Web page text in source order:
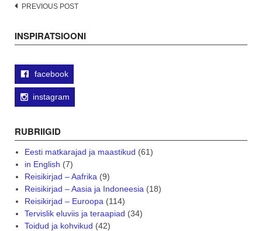
Post
PREVIOUS POST
INSPIRATSIOONI
facebook
instagram
RUBRIIGID
Eesti matkarajad ja maastikud (61)
in English (7)
Reisikirjad – Aafrika (9)
Reisikirjad – Aasia ja Indoneesia (18)
Reisikirjad – Euroopa (114)
Tervislik eluviis ja teraapiad (34)
Toidud ja kohvikud (42)